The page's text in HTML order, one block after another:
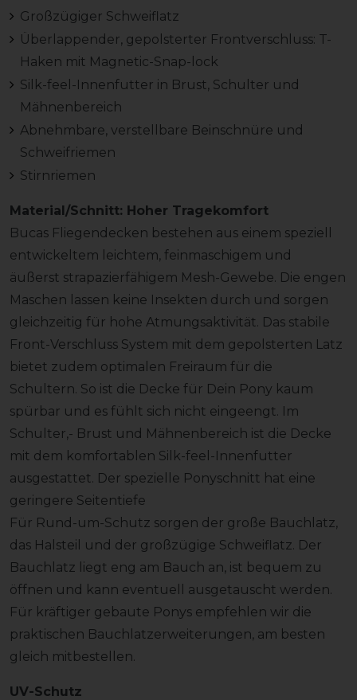
Großzügiger Schweiflatz
Überlappender, gepolsterter Frontverschluss: T-
Haken mit Magnetic-Snap-lock
Silk-feel-Innenfutter in Brust, Schulter und
Mähnenbereich
Abnehmbare, verstellbare Beinschnüre und
Schweifriemen
Stirnriemen
Material/Schnitt: Hoher Tragekomfort
Bucas Fliegendecken bestehen aus einem speziell
entwickeltem leichtem, feinmaschigem und
äußerst strapazierfähigem Mesh-Gewebe. Die engen
Maschen lassen keine Insekten durch und sorgen
gleichzeitig für hohe Atmungsaktivität. Das stabile
Front-Verschluss System mit dem gepolsterten Latz
bietet zudem optimalen Freiraum für die
Schultern. So ist die Decke für Dein Pony kaum
spürbar und es fühlt sich nicht eingeengt. Im
Schulter,- Brust und Mähnenbereich ist die Decke
mit dem komfortablen Silk-feel-Innenfutter
ausgestattet. Der spezielle Ponyschnitt hat eine
geringere Seitentiefe
Für Rund-um-Schutz sorgen der große Bauchlatz,
das Halsteil und der großzügige Schweiflatz. Der
Bauchlatz liegt eng am Bauch an, ist bequem zu
öffnen und kann eventuell ausgetauscht werden.
Für kräftiger gebaute Ponys empfehlen wir die
praktischen Bauchlatzerweiterungen, am besten
gleich mitbestellen.
UV-Schutz